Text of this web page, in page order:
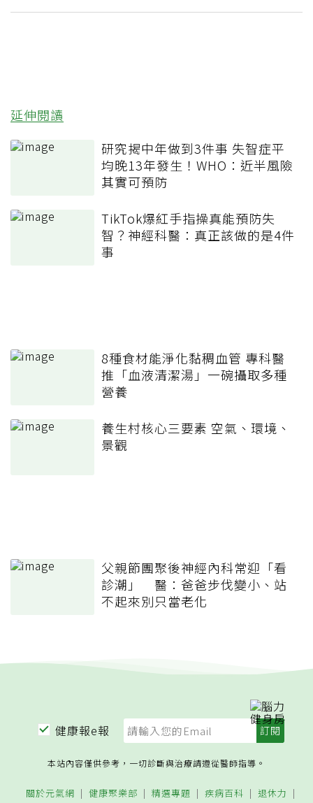
延伸閱讀
研究揭中年做到3件事 失智症平
均晚13年發生！WHO：近半風險
其實可預防
TikTok爆紅手指操真能預防失
智？神經科醫：真正該做的是4件
事
8種食材能淨化黏稠血管 專科醫
推「血液清潔湯」一碗攝取多種
營養
養生村核心三要素 空氣、環境、
景觀
父親節團聚後神經內科常迎「看
診潮」 醫：爸爸步伐變小、站
不起來別只當老化
健康報e報
本站內容僅供參考，一切診斷與治療請遵從醫師指導。
關於元氣網 健康聚樂部 精選專題 疾病百科 退休力